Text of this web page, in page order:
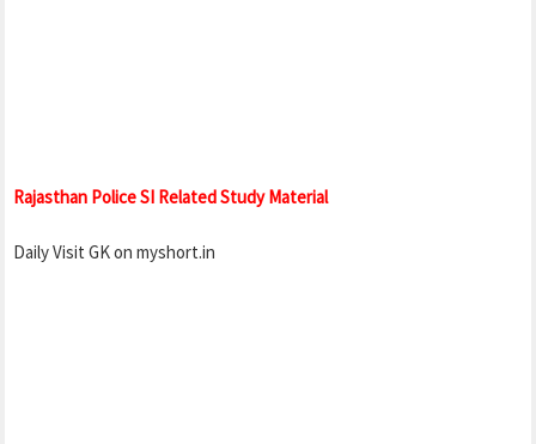
Rajasthan Police SI Related Study Material
Daily Visit GK on myshort.in